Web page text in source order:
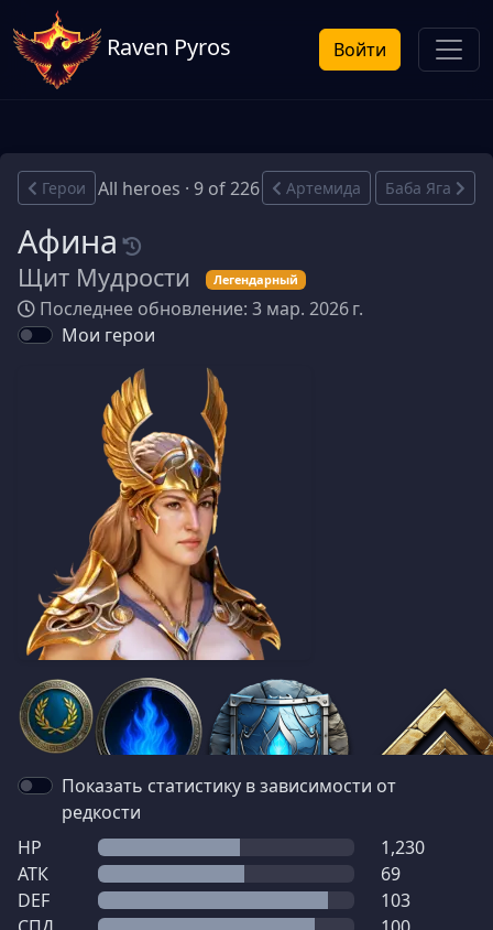
Raven Pyros Войти
Герои All heroes · 9 of 226 Артемида Баба Яга
Афина
Щит Мудрости Легендарный
Последнее обновление: 3 мар. 2026 г.
Мои герои
Показать статистику в зависимости от
редкости
HP
1,230
АТК
69
DEF
103